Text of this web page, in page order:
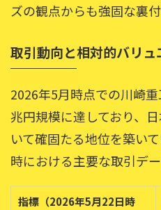
ズの観点からも強固な裏
取引動向と相対的バリ
2026年5月時点での川崎
兆円規模に達しており、
いて確固たる地位を築い
時における主要な取引デ
指標（2026年5月22日時